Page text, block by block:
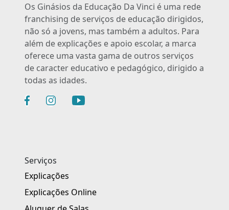
Os Ginásios da Educação Da Vinci é uma rede
franchising de serviços de educação dirigidos,
não só a jovens, mas também a adultos. Para
além de explicações e apoio escolar, a marca
oferece uma vasta gama de outros serviços
de caracter educativo e pedagógico, dirigido a
todas as idades.
Serviços
Explicações
Explicações Online